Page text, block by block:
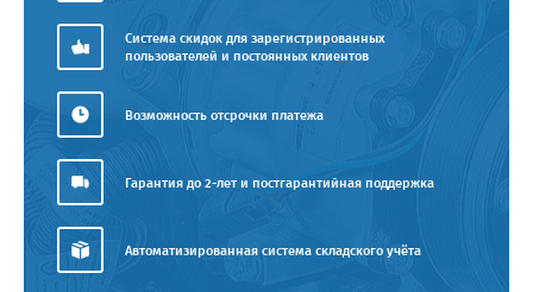
Система скидок для зарегистрированных
пользователей и постоянных клиентов
Возможность отсрочки платежа
Гарантия до 2-лет и постгарантийная поддержка
Автоматизированная система складского учёта